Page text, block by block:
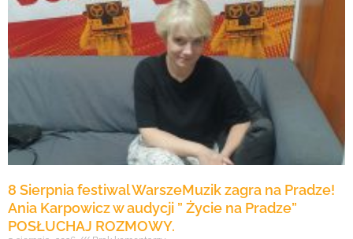
8 Sierpnia festiwal WarszeMuzik zagra na Pradze!
Ania Karpowicz w audycji ” Życie na Pradze”
POSŁUCHAJ ROZMOWY.